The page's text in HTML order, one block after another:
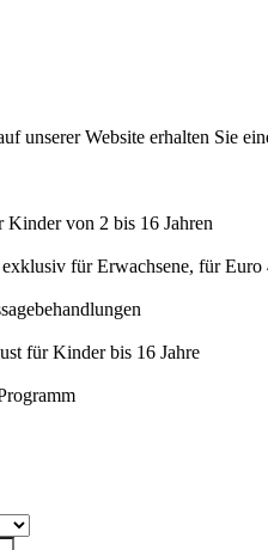
unserer Website erhalten Sie
von 2 bis 16 Jahren
für Erwachsene, für
für Kinder bis 16 Jahre